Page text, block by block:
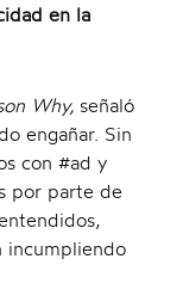
en la
Why, señaló
engañar. Sin
con #ad y
por parte de
incumpliendo